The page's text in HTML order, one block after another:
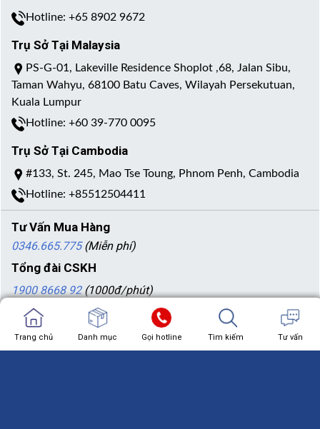
Hotline: +65 8902 9672
Trụ Sở Tại Malaysia
PS-G-01, Lakeville Residence Shoplot ,68, Jalan Sibu,
Taman Wahyu, 68100 Batu Caves, Wilayah Persekutuan,
Kuala Lumpur
Hotline: +60 39-770 0095
Trụ Sở Tại Cambodia
#133, St. 245, Mao Tse Toung, Phnom Penh, Cambodia
Hotline: +85512504411
Tư Vấn Mua Hàng
0346.665.775 (Miễn phí)
Tổng đài CSKH
1900 8668 92 (1000đ/phút)
Chính sách thanh toán
Chính sách bảo hành
Trang chủ Danh mục Gọi hotline Tìm kiếm Tư vấn
Trang chủ Showroom Chat zalo Chat facebook